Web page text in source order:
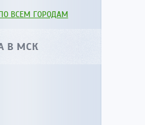
ВСЕМ ГОРОДАМ
В МСК